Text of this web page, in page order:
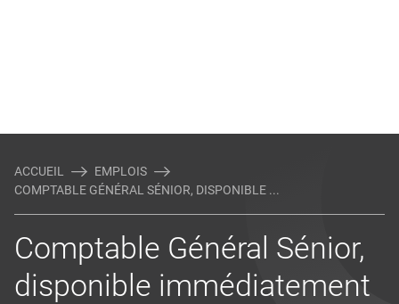
ACCUEIL
EMPLOIS
COMPTABLE GÉNÉRAL SÉNIOR, DISPONIBLE ...
Comptable Général Sénior,
disponible immédiatement